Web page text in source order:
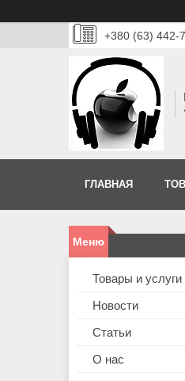
+380 (63) 442-
ГЛАВНАЯ
Товары и услуги
Новости
Статьи
О нас